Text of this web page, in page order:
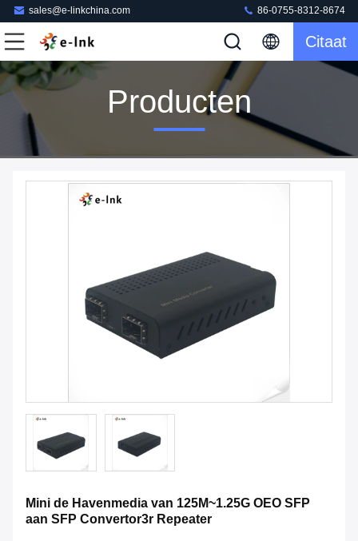
sales@e-linkchina.com 86-0755-8312-8674
Citaat
Producten
Mini de Havenmedia van 125M~1.25G OEO SFP
aan SFP Convertor3r Repeater